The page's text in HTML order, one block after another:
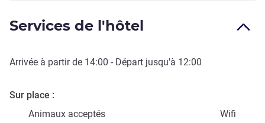
Services de l'hôtel
Arrivée à partir de 14:00 - Départ jusqu'à 12:00
Sur place
Animaux acceptés
Wifi